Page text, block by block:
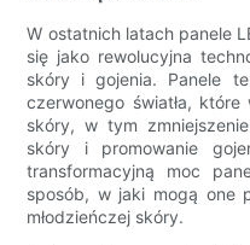
W ostatnich latach panele
się jako rewolucyjna
skóry i gojenia. Panele
czerwonego światła, które
skóry, w tym
skóry i promowanie
transformacyjną moc
sposób, w jaki mogą one
młodzieńczej skóry.